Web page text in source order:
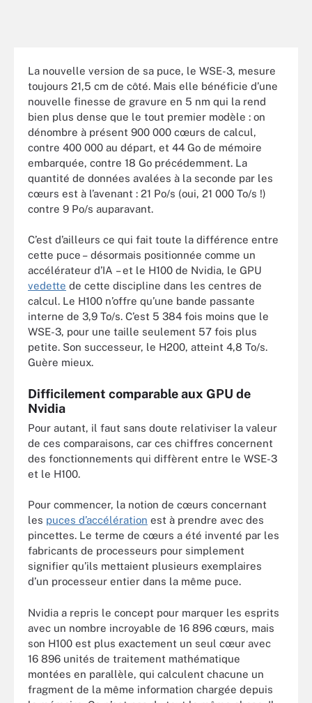
La nouvelle version de sa puce, le WSE-3, mesure
toujours 21,5 cm de côté. Mais elle bénéficie d’une
nouvelle finesse de gravure en 5 nm qui la rend
bien plus dense que le tout premier modèle : on
dénombre à présent 900 000 cœurs de calcul,
contre 400 000 au départ, et 44 Go de mémoire
embarquée, contre 18 Go précédemment. La
quantité de données avalées à la seconde par les
cœurs est à l’avenant : 21 Po/s (oui, 21 000 To/s !)
contre 9 Po/s auparavant.
C’est d’ailleurs ce qui fait toute la différence entre
cette puce – désormais positionnée comme un
accélérateur d’IA – et le H100 de Nvidia, le GPU
vedette de cette discipline dans les centres de
calcul. Le H100 n’offre qu’une bande passante
interne de 3,9 To/s. C’est 5 384 fois moins que le
WSE-3, pour une taille seulement 57 fois plus
petite. Son successeur, le H200, atteint 4,8 To/s.
Guère mieux.
Difficilement comparable aux GPU de
Nvidia
Pour autant, il faut sans doute relativiser la valeur
de ces comparaisons, car ces chiffres concernent
des fonctionnements qui diffèrent entre le WSE-3
et le H100.
Pour commencer, la notion de cœurs concernant
les puces d’accélération est à prendre avec des
pincettes. Le terme de cœurs a été inventé par les
fabricants de processeurs pour simplement
signifier qu’ils mettaient plusieurs exemplaires
d’un processeur entier dans la même puce.
Nvidia a repris le concept pour marquer les esprits
avec un nombre incroyable de 16 896 cœurs, mais
son H100 est plus exactement un seul cœur avec
16 896 unités de traitement mathématique
montées en parallèle, qui calculent chacune un
fragment de la même information chargée depuis